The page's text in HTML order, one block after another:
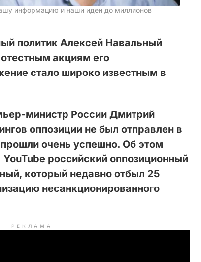
информацию и наши идеи до миллионов
политик Алексей Навальный
акциям его
стало широко известным в
министр России Дмитрий
оппозиции не был отправлен в
очень успешно. Об этом
российский оппозиционный
который недавно отбыл 25
несанкционированного
РЕКЛАМА